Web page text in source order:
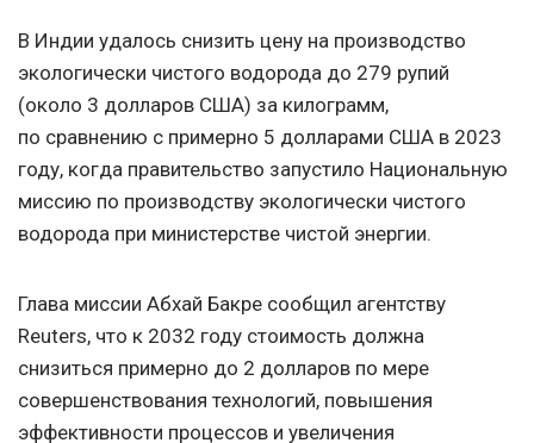
В Индии удалось снизить цену на производство
экологически чистого водорода до 279 рупий
(около 3 долларов США) за килограмм,
по сравнению с примерно 5 долларами США в 2023
году, когда правительство запустило Национальную
миссию по производству экологически чистого
водорода при министерстве чистой энергии.
Глава миссии Абхай Бакре сообщил агентству
Reuters, что к 2032 году стоимость должна
снизиться примерно до 2 долларов по мере
совершенствования технологий, повышения
эффективности процессов и увеличения